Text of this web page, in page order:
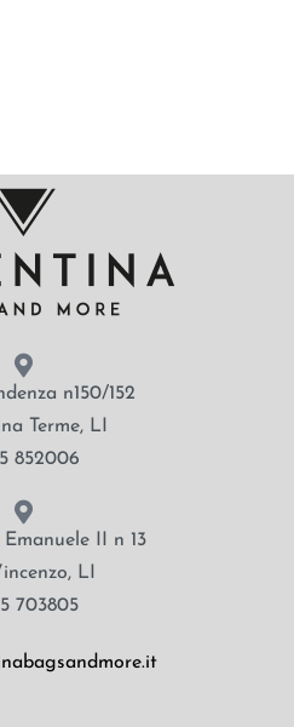
n150/152
Terme, LI
852006
II n 13
LI
703805